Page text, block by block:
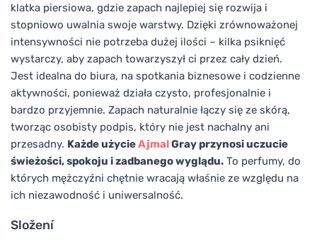
klatka piersiowa, gdzie zapach najlepiej się rozwija i
stopniowo uwalnia swoje warstwy. Dzięki zrównoważonej
intensywności nie potrzeba dużej ilości – kilka psiknięć
wystarczy, aby zapach towarzyszył ci przez cały dzień.
Jest idealna do biura, na spotkania biznesowe i codzienne
aktywności, ponieważ działa czysto, profesjonalnie i
bardzo przyjemnie. Zapach naturalnie łączy się ze skórą,
tworząc osobisty podpis, który nie jest nachalny ani
przesadny. Każde użycieAjmalGray przynosi uczucie
świeżości, spokoju i zadbanego wyglądu. To perfumy, do
których mężczyźni chętnie wracają właśnie ze względu na
ich niezawodność i uniwersalność.
Složení